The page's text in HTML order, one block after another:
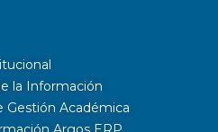
la Información
Gestión Académica